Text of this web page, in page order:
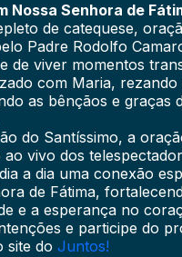
Nossa Senhora de
de catequese,
Padre Rodolfo
de viver momentos
com Maria, rezando
as bênçãos e graças
do Santíssimo, a
ao vivo dos
a dia uma conexão
de Fátima,
e a esperança no
e participe do
site do Juntos!